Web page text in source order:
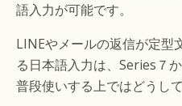
語入力が可能です。
LINEやメールの返信が定型
る日本語入力は、Series７
普段使いする上ではどうし